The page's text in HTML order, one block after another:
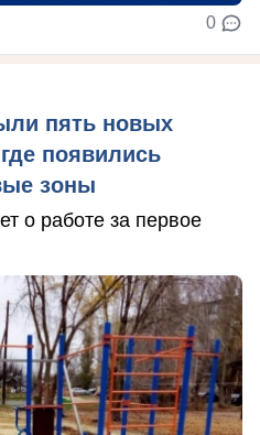
0
пять новых
появились
зоны
о работе за первое